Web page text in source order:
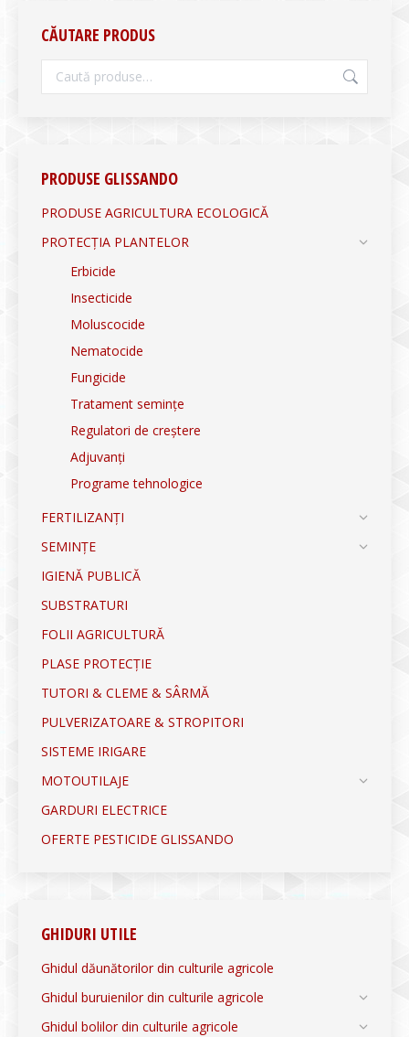
CĂUTARE PRODUS
PRODUSE GLISSANDO
PRODUSE AGRICULTURA ECOLOGICĂ
PROTECȚIA PLANTELOR
Erbicide
Insecticide
Moluscocide
Nematocide
Fungicide
Tratament semințe
Regulatori de creștere
Adjuvanți
Programe tehnologice
FERTILIZANȚI
SEMINȚE
IGIENĂ PUBLICĂ
SUBSTRATURI
FOLII AGRICULTURĂ
PLASE PROTECȚIE
TUTORI & CLEME & SÂRMĂ
PULVERIZATOARE & STROPITORI
SISTEME IRIGARE
MOTOUTILAJE
GARDURI ELECTRICE
OFERTE PESTICIDE GLISSANDO
GHIDURI UTILE
Ghidul dăunătorilor din culturile agricole
Ghidul buruienilor din culturile agricole
Ghidul bolilor din culturile agricole